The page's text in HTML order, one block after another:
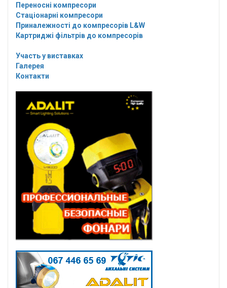
Переносні компресори
Стаціонарні компресори
Приналежності до компресорів L&W
Картриджі фільтрів до компресорів
Участь у виставках
Галерея
Контакти